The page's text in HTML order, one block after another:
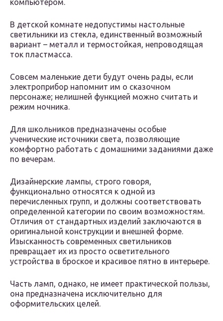
компьютером.
В детской комнате недопустимы настольные
светильники из стекла, единственный возможный
вариант – металл и термостойкая, непроводящая
ток пластмасса.
Совсем маленькие дети будут очень рады, если
электроприбор напомнит им о сказочном
персонаже; нелишней функцией можно считать и
режим ночника.
Для школьников предназначены особые
ученические источники света, позволяющие
комфортно работать с домашними заданиями даже
по вечерам.
Дизайнерские лампы, строго говоря,
функционально относятся к одной из
перечисленных групп, и должны соответствовать
определенной категории по своим возможностям.
Отличия от стандартных изделий заключаются в
оригинальной конструкции и внешней форме.
Изысканность современных светильников
превращает их из просто осветительного
устройства в броское и красивое пятно в интерьере.
Часть ламп, однако, не имеет практической пользы,
она предназначена исключительно для
оформительских целей.